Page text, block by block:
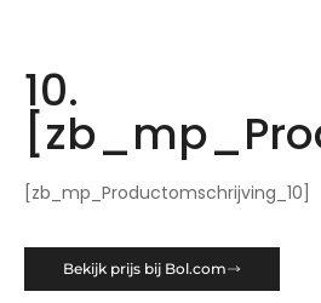
10.
[zb_mp_Productomschrijving_10]
Bekijk prijs bij Bol.com